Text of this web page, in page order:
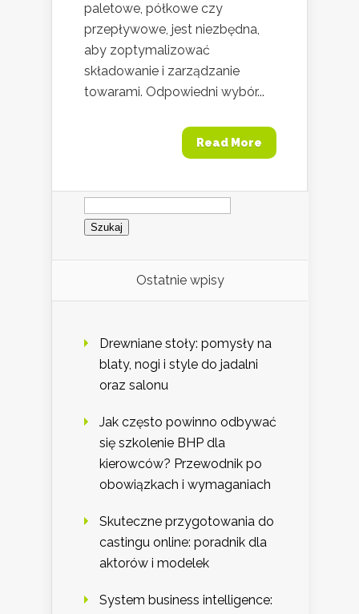
paletowe, półkowe czy
przepływowe, jest niezbędna,
aby zoptymalizować
składowanie i zarządzanie
towarami. Odpowiedni wybór...
Read More
Szukaj:
Ostatnie wpisy
Drewniane stoły: pomysły na
blaty, nogi i style do jadalni
oraz salonu
Jak często powinno odbywać
się szkolenie BHP dla
kierowców? Przewodnik po
obowiązkach i wymaganiach
Skuteczne przygotowania do
castingu online: poradnik dla
aktorów i modelek
System business intelligence: